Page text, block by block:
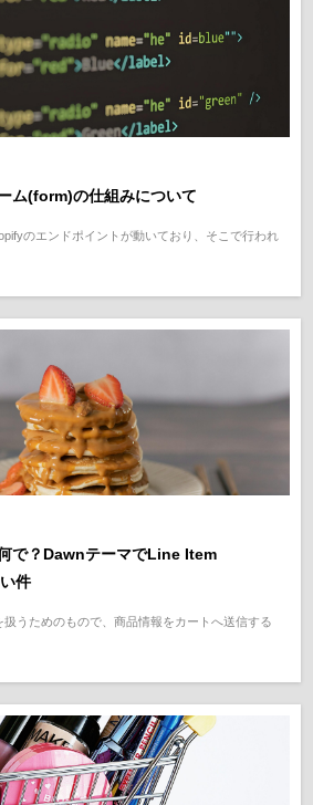
ム(form)の仕組みについて
のエンドポイントが動いており、そこで行われ
で？DawnテーマでLine Item
件
うためのもので、商品情報をカートへ送信する